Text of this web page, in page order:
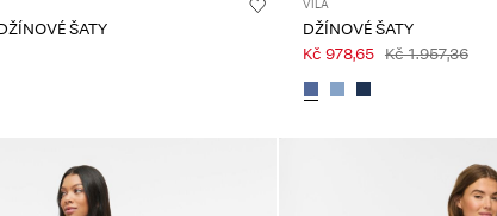
ŠATY
VILA
DŽÍNOVÉ ŠATY
Kč 978,65 Kč 1.957,36